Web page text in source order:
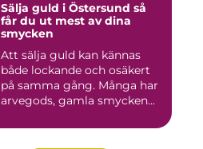
Sälja guld i Östersund så
får du ut mest av dina
smycken
Att sälja guld kan kännas
både lockande och osäkert
på samma gång. Många har
arvegods, gamla smycken...